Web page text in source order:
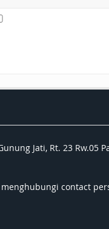
Jati, Rt. 23 Rw.05
contact